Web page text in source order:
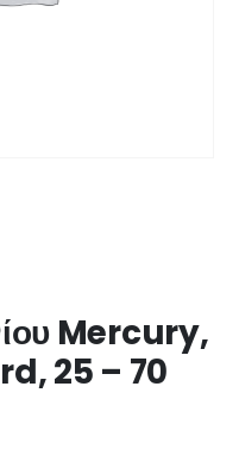
Mercury,
25 – 70